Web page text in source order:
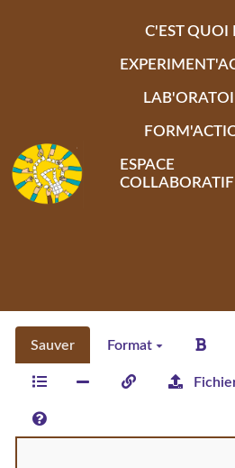
C'EST QUOI
ESPACE
COLLABORATIF
Sauver Format